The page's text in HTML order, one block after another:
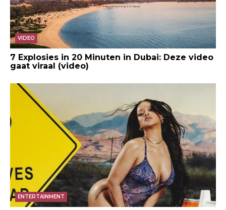
VIDEO
7 Explosies in 20 Minuten in Dubai: Deze video
gaat viraal (video)
ENTERTAINMENT